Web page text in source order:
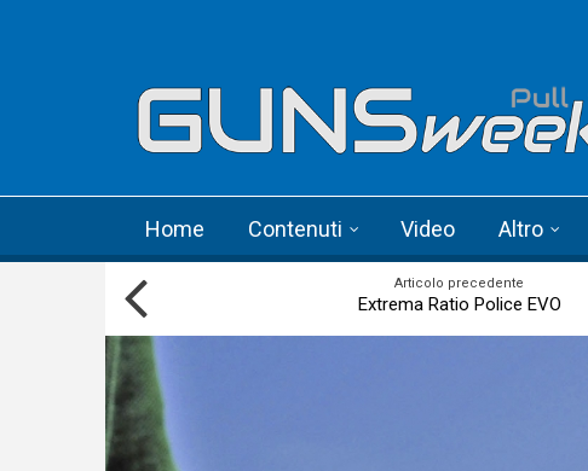
Home Contenuti Video Altro
Articolo precedente
Extrema Ratio Police EVO